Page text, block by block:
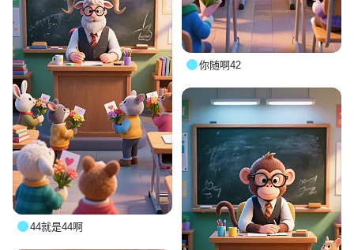
你随啊42
44就是44啊